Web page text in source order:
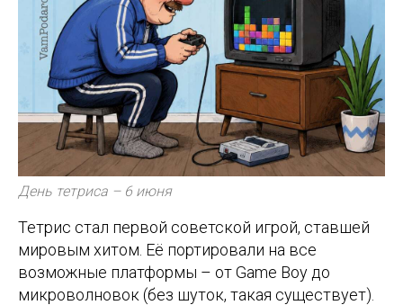
День тетриса – 6 июня
Тетрис стал первой советской игрой, ставшей
мировым хитом. Её портировали на все
возможные платформы – от Game Boy до
микроволновок (без шуток, такая существует).